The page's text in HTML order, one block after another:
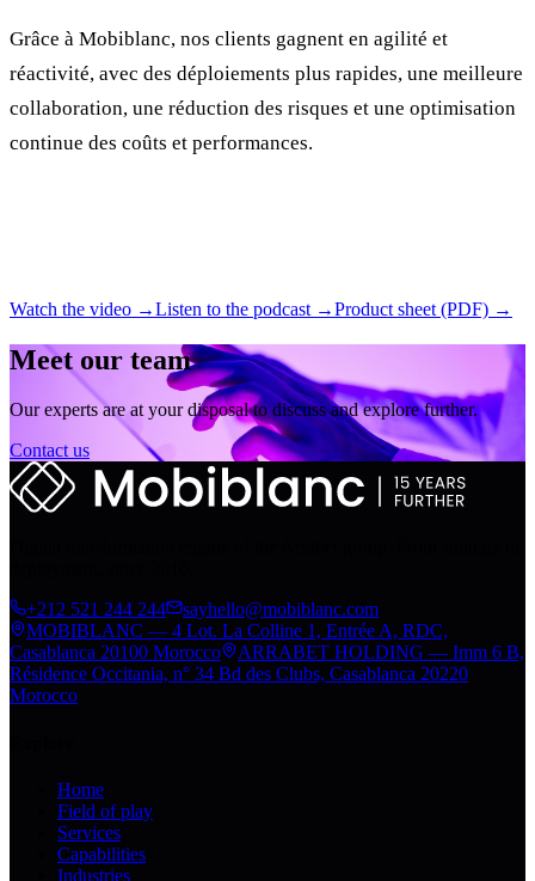
Grâce à Mobiblanc, nos clients gagnent en agilité et
réactivité, avec des déploiements plus rapides, une meilleure
collaboration, une réduction des risques et une optimisation
continue des coûts et performances.
Watch the video →Listen to the podcast →Product sheet (PDF) →
Meet our team
Our experts are at your disposal to discuss and explore further.
Contact us
+212 521 244 244
sayhello@mobiblanc.com
MOBIBLANC — 4 Lot. La Colline 1, Entrée A, RDC,
Casablanca 20100 Morocco
ARRABET HOLDING — Imm 6 B,
Résidence Occitania, n° 34 Bd des Clubs, Casablanca 20220
Morocco
Home
Field of play
Services
Capabilities
Industries